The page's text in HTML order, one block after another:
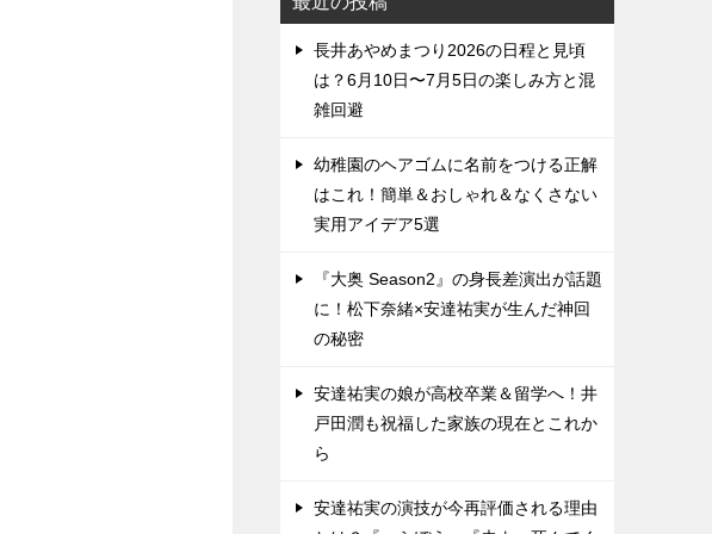
長井あやめまつり2026の日程と見頃
は？6月10日〜7月5日の楽しみ方と混
雑回避
幼稚園のヘアゴムに名前をつける正解
はこれ！簡単＆おしゃれ＆なくさない
実用アイデア5選
『大奥 Season2』の身長差演出が話題
に！松下奈緒×安達祐実が生んだ神回
の秘密
安達祐実の娘が高校卒業＆留学へ！井
戸田潤も祝福した家族の現在とこれか
ら
安達祐実の演技が今再評価される理由